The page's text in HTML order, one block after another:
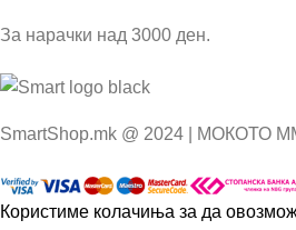
За нарачки над 3000 ден.
SmartShop.mk @ 2024 | МОКОТО
Користиме колачиња за да